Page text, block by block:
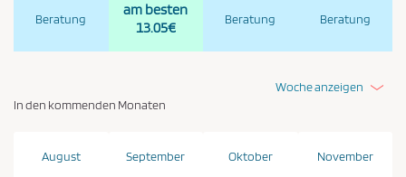
Beratung
am besten
13.05€
Beratung Beratung
Woche anzeigen
In den kommenden Monaten
August September Oktober November